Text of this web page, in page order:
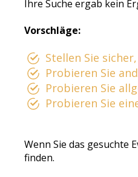
Ihre Suche ergab kein
Vorschläge:
Stellen Sie
Probieren Sie
Probieren Sie
Probieren Sie
Wenn Sie das gesuchte
finden.